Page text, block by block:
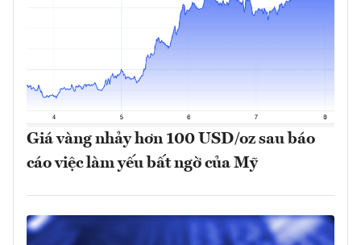
Giá vàng nhảy hơn 100 USD/oz sau báo
cáo việc làm yếu bất ngờ của Mỹ